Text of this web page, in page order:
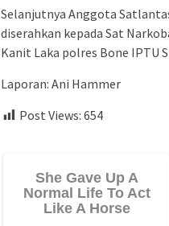
Selanjutnya Anggota
diserahkan kepada Sat
Kanit Laka polres Bone IPTU
Laporan: Ani Hammer
Post Views: 654